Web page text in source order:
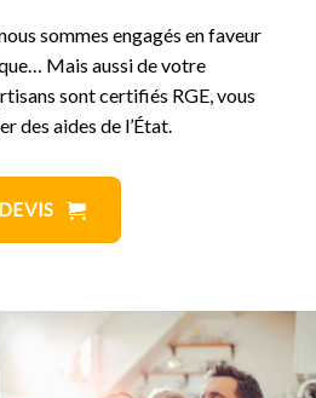
sommes engagés en faveur
Mais aussi de votre
sont certifiés RGE, vous
des aides de l’État.